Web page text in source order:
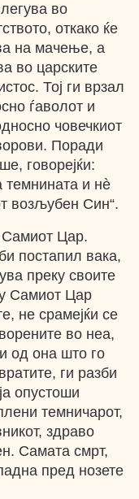
во
откако ќе
на мачење, а
во царските
Тој ги врзал
ѓаволот и
човечкиот
Поради
говорејќи:
темнината и нѐ
возљубен Син“.
Самиот Цар.
постапил вака,
преку своите
Самиот Цар
не срамејќи се
во неа,
од она што го
ги разби
опустоши
темничарот,
здраво
Самата смрт,
пред нозете